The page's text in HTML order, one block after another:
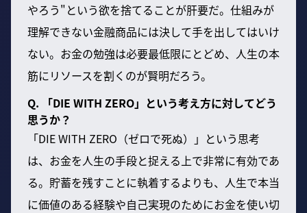
やろう"という欲を捨てることが肝要だ。仕組みが
理解できない金融商品には決して手を出してはいけ
ない。お金の勉強は必要最低限にとどめ、人生の本
筋にリソースを割くのが賢明だろう。
Q. 「DIE WITH ZERO」という考え方に対してどう
思うか？
「DIE WITH ZERO（ゼロで死ぬ）」という思考
は、お金を人生の手段と捉える上で非常に有効であ
る。貯蓄を残すことに執着するよりも、人生で本当
に価値のある経験や自己実現のためにお金を使い切